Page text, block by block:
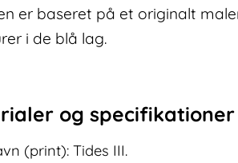
er baseret på et originalt
i de blå lag.
og specifikationer
(print): Tides III.